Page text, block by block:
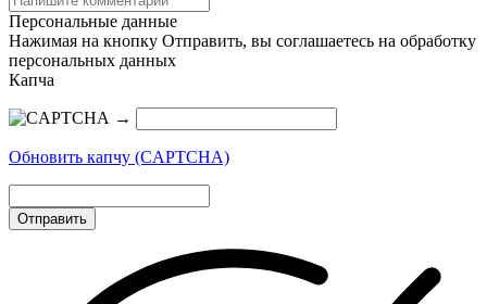
Персональные данные
Нажимая на кнопку Отправить, вы соглашаетесь на обработку
персональных данных
Капча
→
Обновить капчу (CAPTCHA)
Отправить